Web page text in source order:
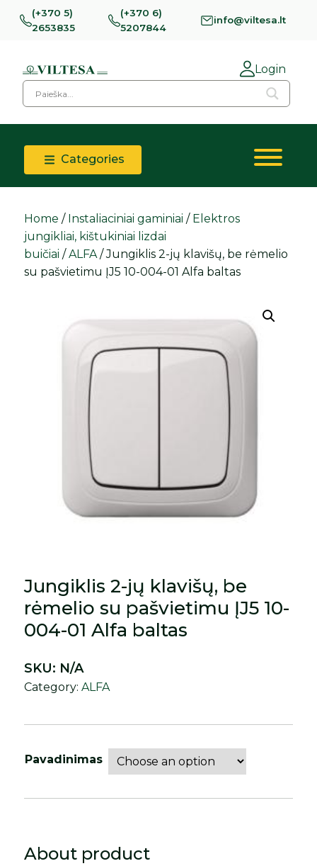
(+370 5)
2653835
(+370 6)
5207844
info@viltesa.lt
Login
Categories
Home / Instaliaciniai gaminiai / Elektros
jungikliai, kištukiniai lizdai
buičiai /ALFA/ Jungiklis 2-jų klavišų, be rėmelio
su pašvietimu ĮJ5 10-004-01 Alfa baltas
Jungiklis 2-jų klavišų, be
rėmelio su pašvietimu ĮJ5 10-
004-01 Alfa baltas
Pavadinimas
SKU: N/A
Category:ALFA
About product